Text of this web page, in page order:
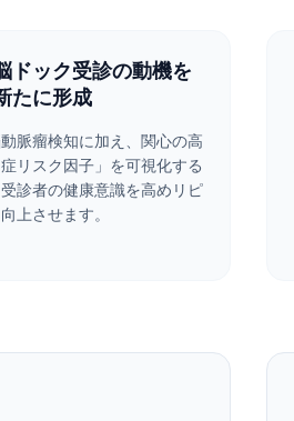
ドック受診の動機を
たに形成
脈瘤検知に加え、関心の高
リスク因子」を可視化する
診者の健康意識を高めリピ
上させます。